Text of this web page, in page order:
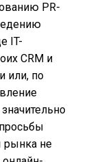
PR-
IT-
CRM и
или, по
рынка не